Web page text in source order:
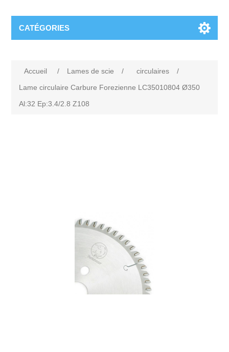
CATÉGORIES
Accueil / Lames de scie / circulaires
/
Lame circulaire Carbure Forezienne LC35010804 Ø350
Al:32 Ep:3.4/2.8 Z108